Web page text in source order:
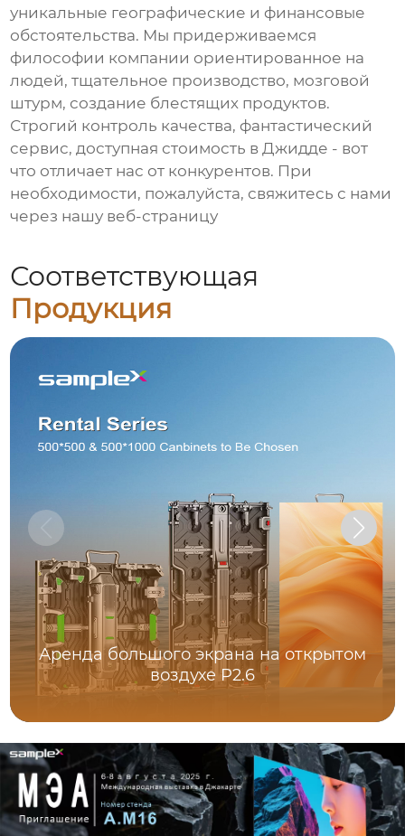
уникальные географические и финансовые
обстоятельства. Мы придерживаемся
философии компании ориентированное на
людей, тщательное производство, мозговой
штурм, создание блестящих продуктов.
Строгий контроль качества, фантастический
сервис, доступная стоимость в Джидде - вот
что отличает нас от конкурентов. При
необходимости, пожалуйста, свяжитесь с нами
через нашу веб-страницу
Соответствующая
Продукция
Аренда большого экрана на открытом
воздухе P2.6